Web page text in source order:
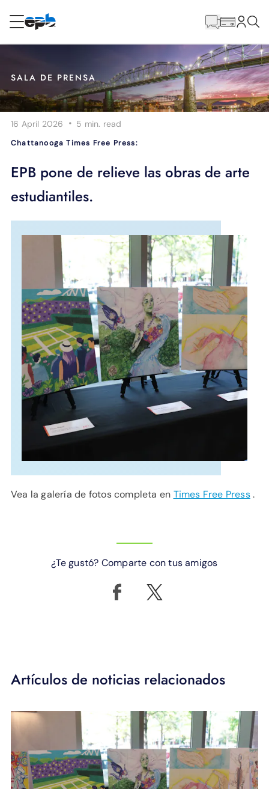
Internet
Energía
Televisión
Teléfono
IDIOMA
principal
SALA DE PRENSA
16 April 2026 · 5 min. read
Chattanooga Times Free Press:
EPB pone de relieve las obras de arte
estudiantiles.
Vea la galería de fotos completa en Times Free Press.
¿Te gustó? Comparte con tus amigos
Artículos de noticias relacionados